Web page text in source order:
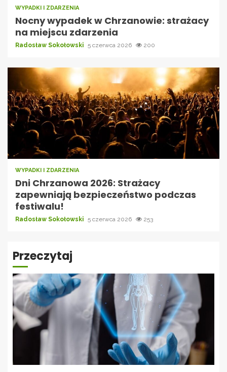
WYPADKI I ZDARZENIA
Nocny wypadek w Chrzanowie: strażacy
na miejscu zdarzenia
Radosław Sokołowski 5 czerwca 2026 200
WYPADKI I ZDARZENIA
Dni Chrzanowa 2026: Strażacy
zapewniają bezpieczeństwo podczas
festiwalu!
Radosław Sokołowski 5 czerwca 2026 253
Przeczytaj